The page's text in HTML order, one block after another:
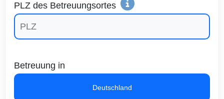
PLZ des Betreuungsortes
Betreuung in
Deutschland